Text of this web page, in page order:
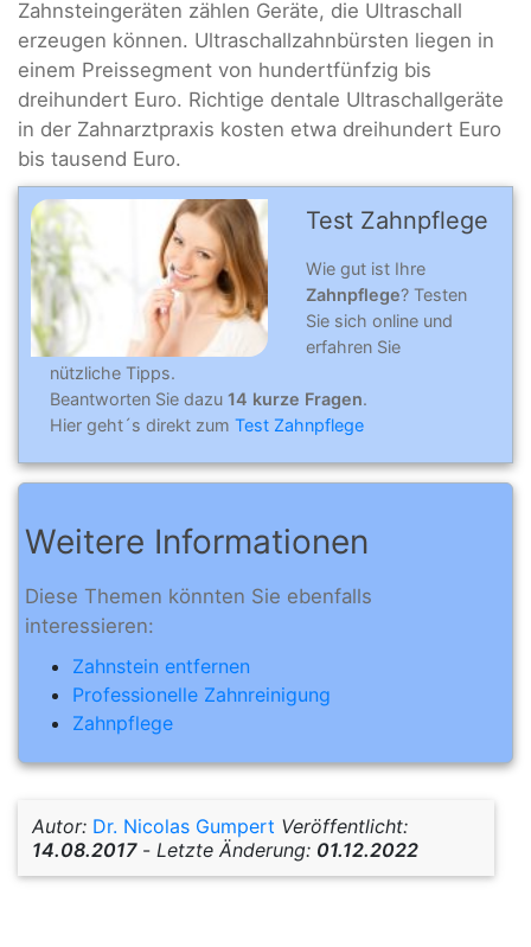
Zahnsteingeräten zählen Geräte, die Ultraschall
erzeugen können. Ultraschallzahnbürsten liegen in
einem Preissegment von hundertfünfzig bis
dreihundert Euro. Richtige dentale Ultraschallgeräte
in der Zahnarztpraxis kosten etwa dreihundert Euro
bis tausend Euro.
Test Zahnpflege
Wie gut ist Ihre
Zahnpflege? Testen
Sie sich online und
erfahren Sie
nützliche Tipps.
Beantworten Sie dazu 14 kurze Fragen.
Hier geht´s direkt zum Test Zahnpflege
Weitere Informationen
Diese Themen könnten Sie ebenfalls
interessieren:
Zahnstein entfernen
Professionelle Zahnreinigung
Zahnpflege
Autor: Dr. Nicolas Gumpert Veröffentlicht:
14.08.2017- Letzte Änderung: 01.12.2022